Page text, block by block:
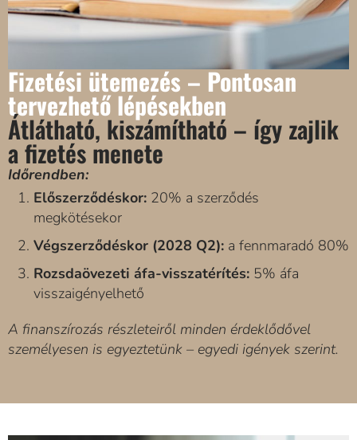
Fizetési ütemezés – Pontosan
tervezhető lépésekben
Átlátható, kiszámítható – így zajlik
a fizetés menete
Időrendben:
Előszerződéskor: 20% a szerződés
megkötésekor
Végszerződéskor (2028 Q2): a fennmaradó 80%
Rozsdaövezeti áfa-visszatérítés: 5% áfa
visszaigényelhető
A finanszírozás részleteiről minden érdeklődővel
személyesen is egyeztetünk – egyedi igények szerint.